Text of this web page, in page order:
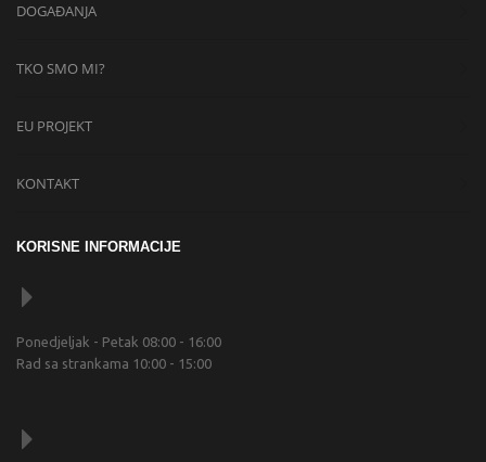
DOGAĐANJA
TKO SMO MI?
EU PROJEKT
KONTAKT
KORISNE INFORMACIJE
Ponedjeljak - Petak 08:00 - 16:00
Rad sa strankama 10:00 - 15:00